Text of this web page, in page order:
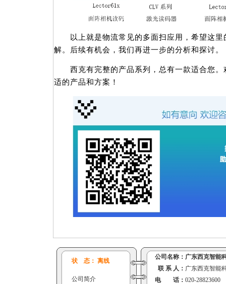
以上就是物流常见的多面扫应用，希望这里
解。后续有机会，我们再进一步的分析和探讨。
西克有完整的产品系列，总有一款适合您。
适的产品和方案！
状 态： 离线
公司简介
公司名称： 广东西克智能
联 系 人： 广东西克智能
电 话： 020-28823600